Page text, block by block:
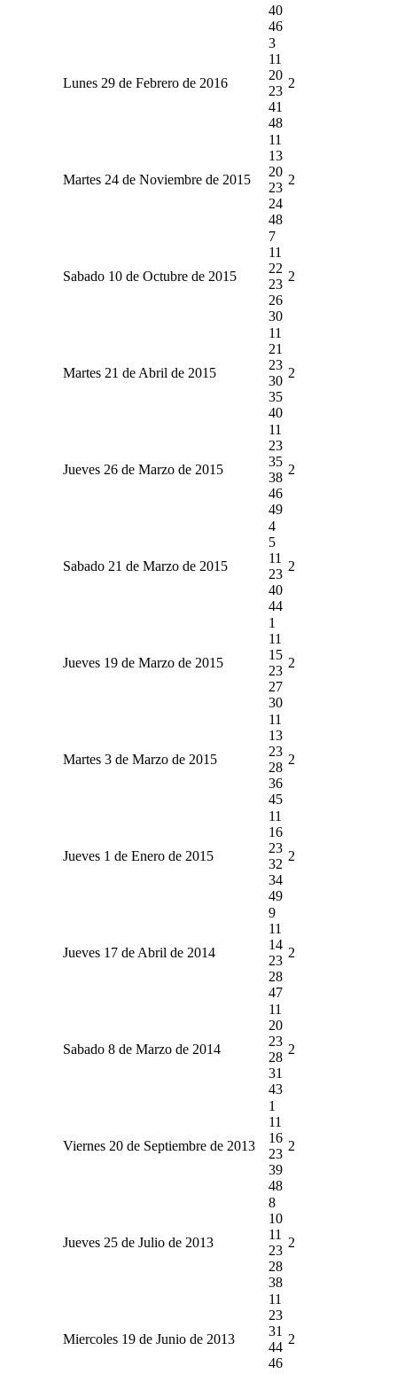
40
46
Lunes 29 de Febrero de 2016
3
11
20
23
41
48
2
Martes 24 de Noviembre de 2015
11
13
20
23
24
48
2
Sabado 10 de Octubre de 2015
7
11
22
23
26
30
2
Martes 21 de Abril de 2015
11
21
23
30
35
40
2
Jueves 26 de Marzo de 2015
11
23
35
38
46
49
2
Sabado 21 de Marzo de 2015
4
5
11
23
40
44
2
Jueves 19 de Marzo de 2015
1
11
15
23
27
30
2
Martes 3 de Marzo de 2015
11
13
23
28
36
45
2
Jueves 1 de Enero de 2015
11
16
23
32
34
49
2
Jueves 17 de Abril de 2014
9
11
14
23
28
47
2
Sabado 8 de Marzo de 2014
11
20
23
28
31
43
2
Viernes 20 de Septiembre de 2013
1
11
16
23
39
48
2
Jueves 25 de Julio de 2013
8
10
11
23
28
38
2
Miercoles 19 de Junio de 2013
11
23
31
44
46
2